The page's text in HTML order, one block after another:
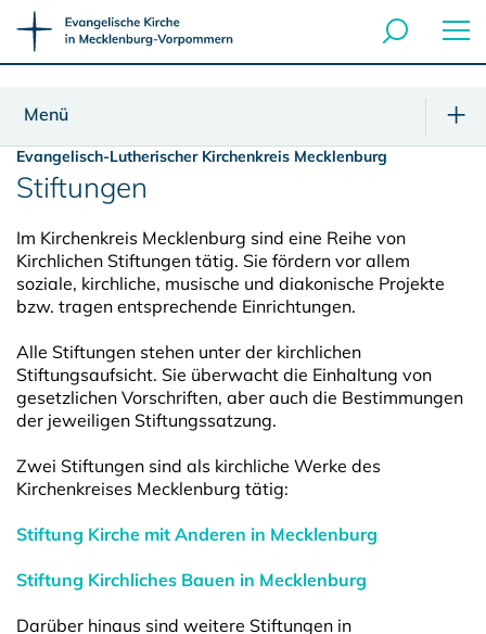
Menü
Evangelisch-Lutherischer Kirchenkreis Mecklenburg
Stiftungen
Im Kirchenkreis Mecklenburg sind eine Reihe von
Kirchlichen Stiftungen tätig. Sie fördern vor allem
soziale, kirchliche, musische und diakonische Projekte
bzw. tragen entsprechende Einrichtungen.
Alle Stiftungen stehen unter der kirchlichen
Stiftungsaufsicht. Sie überwacht die Einhaltung von
gesetzlichen Vorschriften, aber auch die Bestimmungen
der jeweiligen Stiftungssatzung.
Zwei Stiftungen sind als kirchliche Werke des
Kirchenkreises Mecklenburg tätig:
Stiftung Kirche mit Anderen in Mecklenburg
Stiftung Kirchliches Bauen in Mecklenburg
Darüber hinaus sind weitere Stiftungen in